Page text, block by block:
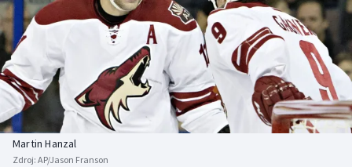
Americký fotbal
Baseball a softbal
Basketbal
Biatlon
NEPŘEHLÉDNĚTE
Soutěže
Historické návraty
Aplikace ČT sport
Martin Hanzal
Zdroj: AP/Jason Franson